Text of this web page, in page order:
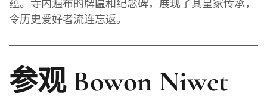
蕴。寺内遍布的牌匾和纪念碑，展现了其皇家传承，
令历史爱好者流连忘返。
参观 Bowon Niwet